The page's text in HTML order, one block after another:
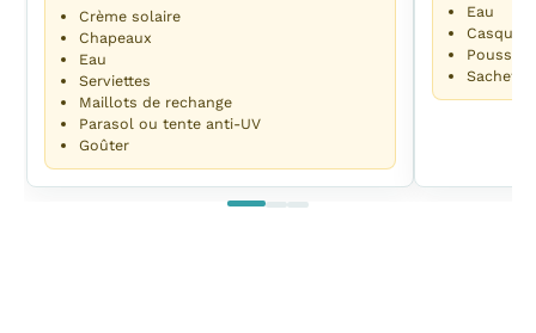
Crème solaire
Chapeaux
Eau
Serviettes
Maillots de rechange
Parasol ou tente anti-UV
Goûter
Eau
Sachet